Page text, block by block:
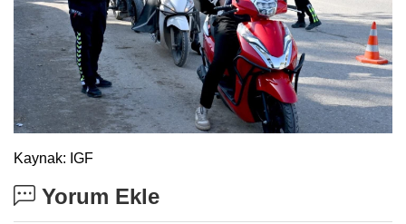
Kaynak: IGF
Yorum Ekle